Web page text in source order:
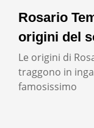
Rosario
origini del
Le origini di
traggono in
famosissimo